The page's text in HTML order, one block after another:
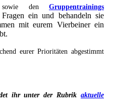
denGruppentrainings
ein und behandeln sie
mit eurem Vierbeiner ein
eurer Prioritäten abgestimmt
ihr unter der Rubrik aktuelle